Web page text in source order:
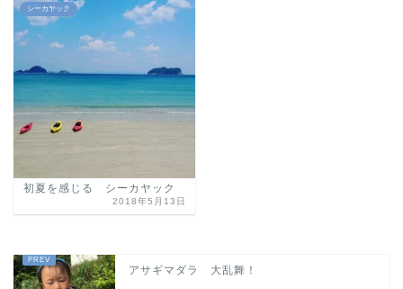
シーカヤック
初夏を感じる シーカヤック
2018年5月13日
アサギマダラ 大乱舞！